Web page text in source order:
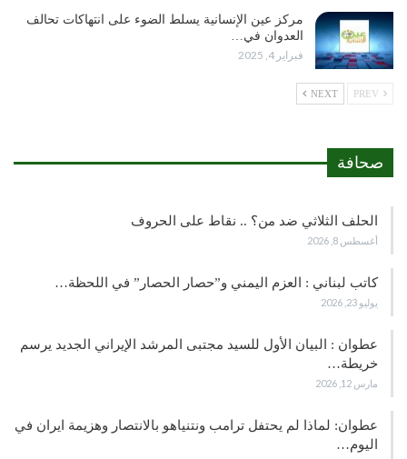
مركز عين الإنسانية يسلط الضوء على انتهاكات تحالف
العدوان في…
فبراير 4, 2025
NEXT
صحافة
الحلف الثلاثي ضد من؟ .. نقاط على الحروف
أغسطس 8, 2026
كاتب لبناني : العزم اليمني و”حصار الحصار” في اللحظة…
يوليو 23, 2026
عطوان : البيان الأول للسيد مجتبى المرشد الإيراني الجديد يرسم
خريطة…
مارس 12, 2026
عطوان: لماذا لم يحتفل ترامب ونتنياهو بالانتصار وهزيمة ايران في
اليوم…